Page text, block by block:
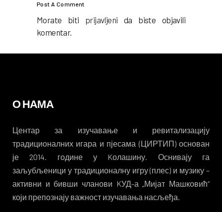
Post A Comment
Morate biti prijavljeni da biste objavili
komentar.
О НАМА
Центар за изучавање и ревитализацију
традиционалних игара и пјесама (ЦИРТИП) основан
је 2014. године у Kолашину. Оснивају га
заљубљеници у традиционалну игру (плес) и музику –
активни и бивши чланови KУД-а „Мијат Машковић“
који препознају важност изучавања насљеђа.